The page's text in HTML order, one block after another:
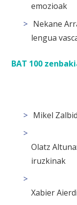
emozioak
Nekane
lengua
BAT 100
Mikel
Olatz Altuna:
iruzkinak
Xabier